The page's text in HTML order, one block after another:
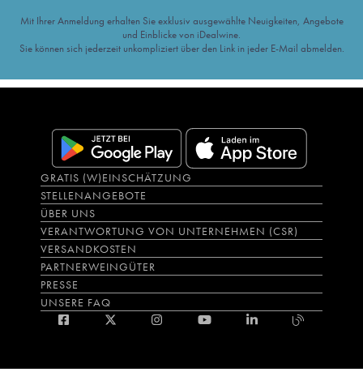
Mit Ihrer Anmeldung erhalten Sie exklusiv ausgewählte Neuigkeiten, Angebote
und Einblicke von iDealwine.
Sie können sich jederzeit unkompliziert über den Link in jeder E-Mail abmelden.
GRATIS (W)EINSCHÄTZUNG
STELLENANGEBOTE
ÜBER UNS
VERANTWORTUNG VON UNTERNEHMEN (CSR)
VERSANDKOSTEN
PARTNERWEINGÜTER
PRESSE
UNSERE FAQ